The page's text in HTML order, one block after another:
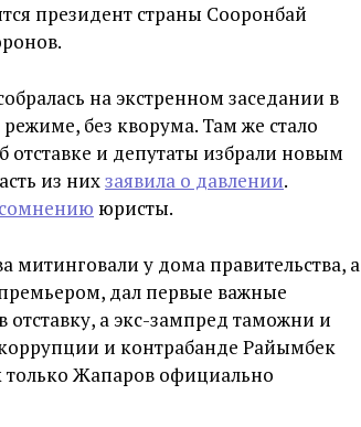
президент страны Сооронбай
на экстренном заседании в
без кворума. Там же стало
отставке и депутаты избрали новым
из нихзаявила о давлении.
юристы.
у дома правительства, а
дал первые важные
отставку, а экс-зампред таможни и
и контрабанде Райымбек
только Жапаров официально